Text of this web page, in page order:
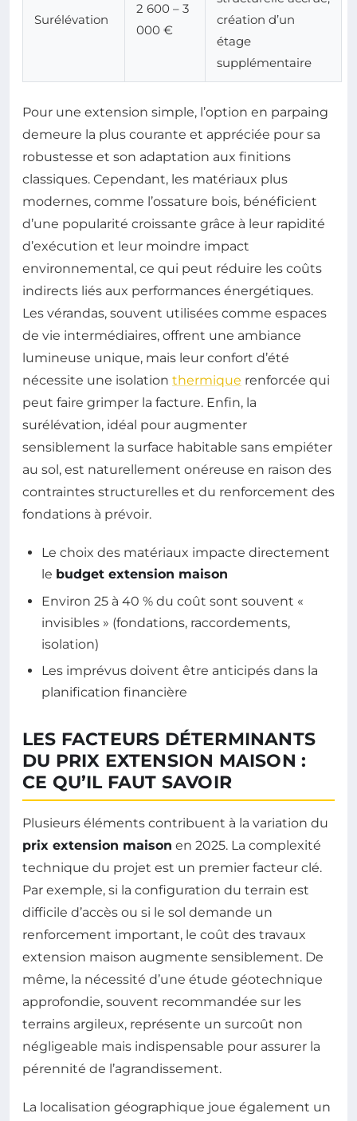
Surélévation
2 600 – 3
000 €
création d’un
étage
supplémentaire
Pour une extension simple, l’option en parpaing
demeure la plus courante et appréciée pour sa
robustesse et son adaptation aux finitions
classiques. Cependant, les matériaux plus
modernes, comme l’ossature bois, bénéficient
d’une popularité croissante grâce à leur rapidité
d’exécution et leur moindre impact
environnemental, ce qui peut réduire les coûts
indirects liés aux performances énergétiques.
Les vérandas, souvent utilisées comme espaces
de vie intermédiaires, offrent une ambiance
lumineuse unique, mais leur confort d’été
nécessite une isolation thermique renforcée qui
peut faire grimper la facture. Enfin, la
surélévation, idéal pour augmenter
sensiblement la surface habitable sans empiéter
au sol, est naturellement onéreuse en raison des
contraintes structurelles et du renforcement des
fondations à prévoir.
Le choix des matériaux impacte directement
le budget extension maison
Environ 25 à 40 % du coût sont souvent «
invisibles » (fondations, raccordements,
isolation)
Les imprévus doivent être anticipés dans la
planification financière
LES FACTEURS DÉTERMINANTS
DU PRIX EXTENSION MAISON :
CE QU’IL FAUT SAVOIR
Plusieurs éléments contribuent à la variation du
prix extension maison en 2025. La complexité
technique du projet est un premier facteur clé.
Par exemple, si la configuration du terrain est
difficile d’accès ou si le sol demande un
renforcement important, le coût des travaux
extension maison augmente sensiblement. De
même, la nécessité d’une étude géotechnique
approfondie, souvent recommandée sur les
terrains argileux, représente un surcoût non
négligeable mais indispensable pour assurer la
pérennité de l’agrandissement.
La localisation géographique joue également un